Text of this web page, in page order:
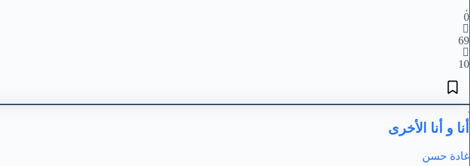
0
69
10
أنا و أنا الأخرى
غادة حسن